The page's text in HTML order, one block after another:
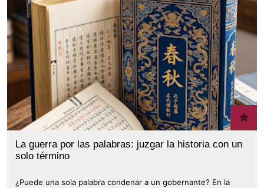
La guerra por las palabras: juzgar la historia con un
solo término
¿Puede una sola palabra condenar a un gobernante? En la